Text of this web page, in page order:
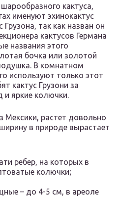
кактуса,
именуют эхинокактус
Грузона, так как назван он
кактусов Германа
названия этого
бочка или золотой
В комнатном
используют только этот
кактус Грузони за
и яркие колючки.
Мексики, растет довольно
в природе вырастает
ребер, на которых в
колючки;
– до 4-5 см, в ареоле